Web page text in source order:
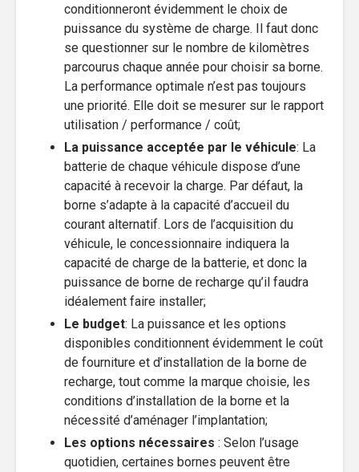
conditionneront évidemment le choix de
puissance du système de charge. Il faut donc
se questionner sur le nombre de kilomètres
parcourus chaque année pour choisir sa borne.
La performance optimale n’est pas toujours
une priorité. Elle doit se mesurer sur le rapport
utilisation / performance / coût;
La puissance acceptée par le véhicule: La
batterie de chaque véhicule dispose d’une
capacité à recevoir la charge. Par défaut, la
borne s’adapte à la capacité d’accueil du
courant alternatif. Lors de l’acquisition du
véhicule, le concessionnaire indiquera la
capacité de charge de la batterie, et donc la
puissance de borne de recharge qu’il faudra
idéalement faire installer;
Le budget: La puissance et les options
disponibles conditionnent évidemment le coût
de fourniture et d’installation de la borne de
recharge, tout comme la marque choisie, les
conditions d’installation de la borne et la
nécessité d’aménager l’implantation;
Les options nécessaires : Selon l’usage
quotidien, certaines bornes peuvent être